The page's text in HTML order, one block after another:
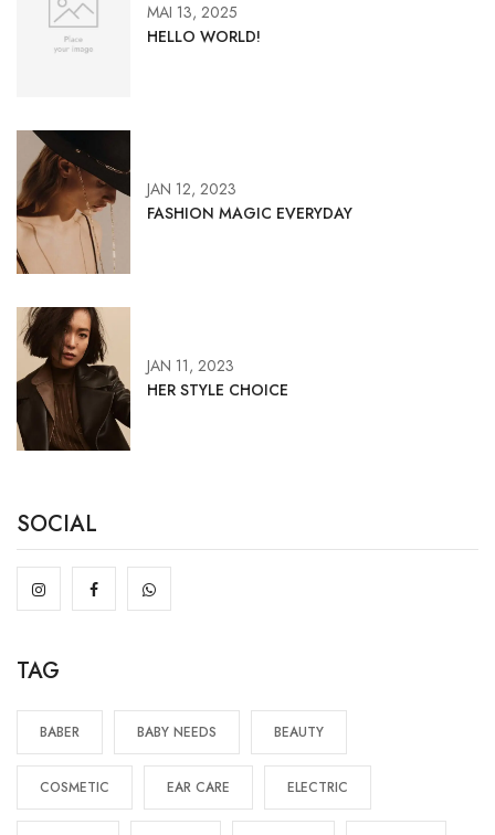
MAI 13, 2025
HELLO WORLD!
JAN 12, 2023
FASHION MAGIC EVERYDAY
JAN 11, 2023
HER STYLE CHOICE
SOCIAL
TAG
BABER BABY NEEDS BEAUTY
COSMETIC EAR CARE ELECTRIC